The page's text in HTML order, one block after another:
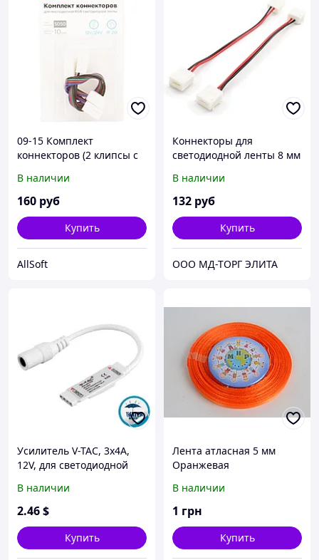
09-15 Комплект
коннекторов (2 клипсы с
светодиодной ленты12В,
шириной 10мм, IP65
В наличии
160 руб
Купить
AllSoft
Коннекторы для
светодиодной ленты 8 мм
В наличии
132 руб
Купить
ООО МД-ТОРГ ЭЛИТА
Усилитель V-TAC, 3x4A,
12V, для светодиодной
В наличии
2.46$
Купить
Лента атласная 5 мм
Оранжевая
В наличии
1 грн
Купить